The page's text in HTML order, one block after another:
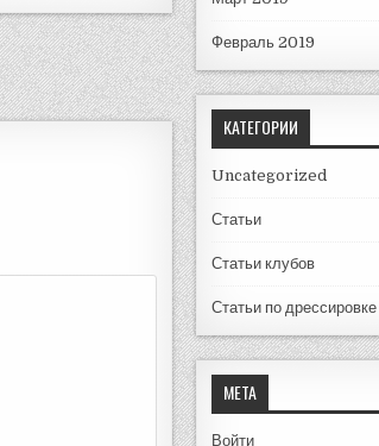
Февраль 2019
КАТЕГОРИИ
Uncategorized
Статьи
Статьи клубов
Статьи по дрессировке
МЕТА
Войти